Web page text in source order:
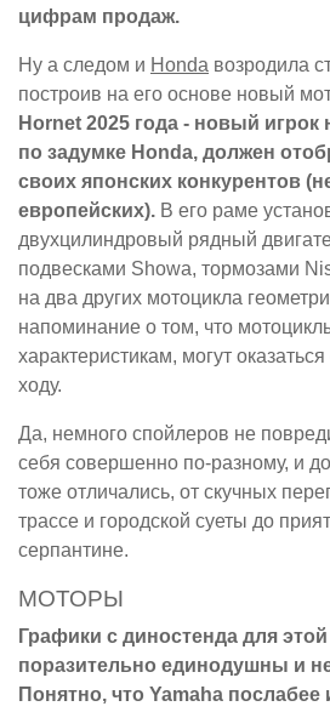
цифрам продаж.
Ну а следом и Honda возродила
построив на его основе новый
Hornet 2025 года - новый игрок
по задумке Honda, должен
своих японских конкурентов
европейских). В его раме
двухцилиндровый рядный
подвесками Showa, тормозами
на два других мотоцикла
напоминание о том, что
характеристикам, могут
ходу.
Да, немного спойлеров не
себя совершенно по-разному, и
тоже отличались, от скучных
трассе и городской суеты до
серпантине.
МОТОРЫ
Графики с диностенда для
поразительно единодушны и
Понятно, что Yamaha послабее